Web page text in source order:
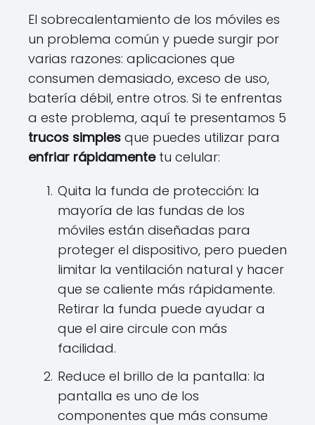
El sobrecalentamiento de los móviles es
un problema común y puede surgir por
varias razones: aplicaciones que
consumen demasiado, exceso de uso,
batería débil, entre otros. Si te enfrentas
a este problema, aquí te presentamos 5
trucos simples que puedes utilizar para
enfriar rápidamentetu celular:
Quita la funda de protección: la
mayoría de las fundas de los
móviles están diseñadas para
proteger el dispositivo, pero pueden
limitar la ventilación natural y hacer
que se caliente más rápidamente.
Retirar la funda puede ayudar a
que el aire circule con más
facilidad.
Reduce el brillo de la pantalla: la
pantalla es uno de los
componentes que más consume